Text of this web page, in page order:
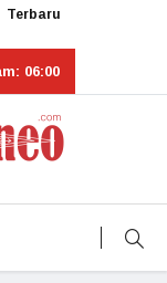
Terbaru
06:00